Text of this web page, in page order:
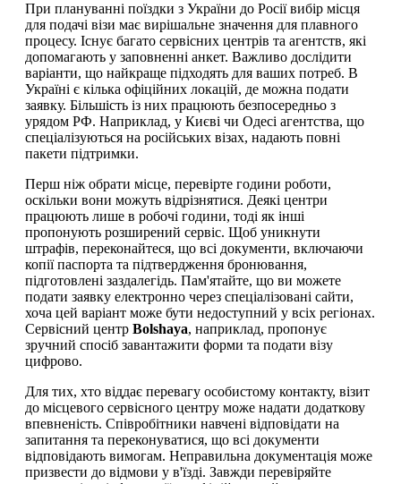
При плануванні поїздки з України до Росії вибір місця
для подачі візи має вирішальне значення для плавного
процесу. Існує багато сервісних центрів та агентств, які
допомагають у заповненні анкет. Важливо дослідити
варіанти, що найкраще підходять для ваших потреб. В
Україні є кілька офіційних локацій, де можна подати
заявку. Більшість із них працюють безпосередньо з
урядом РФ. Наприклад, у Києві чи Одесі агентства, що
спеціалізуються на російських візах, надають повні
пакети підтримки.
Перш ніж обрати місце, перевірте години роботи,
оскільки вони можуть відрізнятися. Деякі центри
працюють лише в робочі години, тоді як інші
пропонують розширений сервіс. Щоб уникнути
штрафів, переконайтеся, що всі документи, включаючи
копії паспорта та підтвердження бронювання,
підготовлені заздалегідь. Пам'ятайте, що ви можете
подати заявку електронно через спеціалізовані сайти,
хоча цей варіант може бути недоступний у всіх регіонах.
Сервісний центр Bolshaya, наприклад, пропонує
зручний спосіб завантажити форми та подати візу
цифрово.
Для тих, хто віддає перевагу особистому контакту, візит
до місцевого сервісного центру може надати додаткову
впевненість. Співробітники навчені відповідати на
запитання та переконуватися, що всі документи
відповідають вимогам. Неправильна документація може
призвести до відмови у в'їзді. Завжди перевіряйте